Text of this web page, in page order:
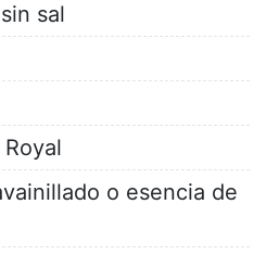
sin sal
o esencia de